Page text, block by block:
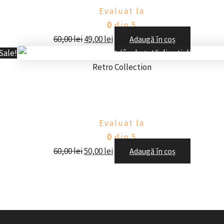
Evaluat la
0 din 5
60,00lei49,00lei Adaugă în coș
Retro Collection
Evaluat la
0 din 5
60,00lei50,00lei Adaugă în coș